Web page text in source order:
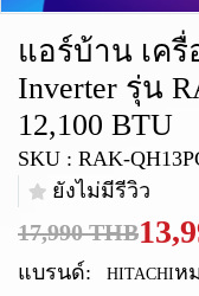
แอร์บ้าน เครื่
Inverter รุ่น
12,100 BTU
SKU : RAK-
ยังไม่มีรีวิว
17,990 THB
แบรนด์: HITACHIห